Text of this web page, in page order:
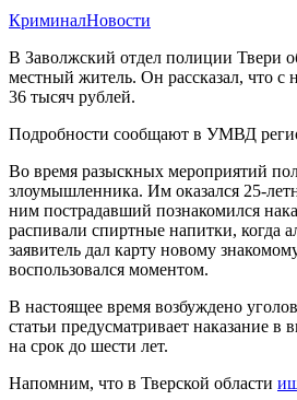
КриминалНовости
В Заволжский отдел полиции Твери
местный житель. Он рассказал, что с
36 тысяч рублей.
Подробности сообщают в УМВД
Во время разыскных мероприятий
злоумышленника. Им оказался 25-
ним пострадавший познакомился
распивали спиртные напитки, когда
заявитель дал карту новому
воспользовался моментом.
В настоящее время возбуждено
статьи предусматривает наказание
на срок до шести лет.
Напомним, что в Тверской области